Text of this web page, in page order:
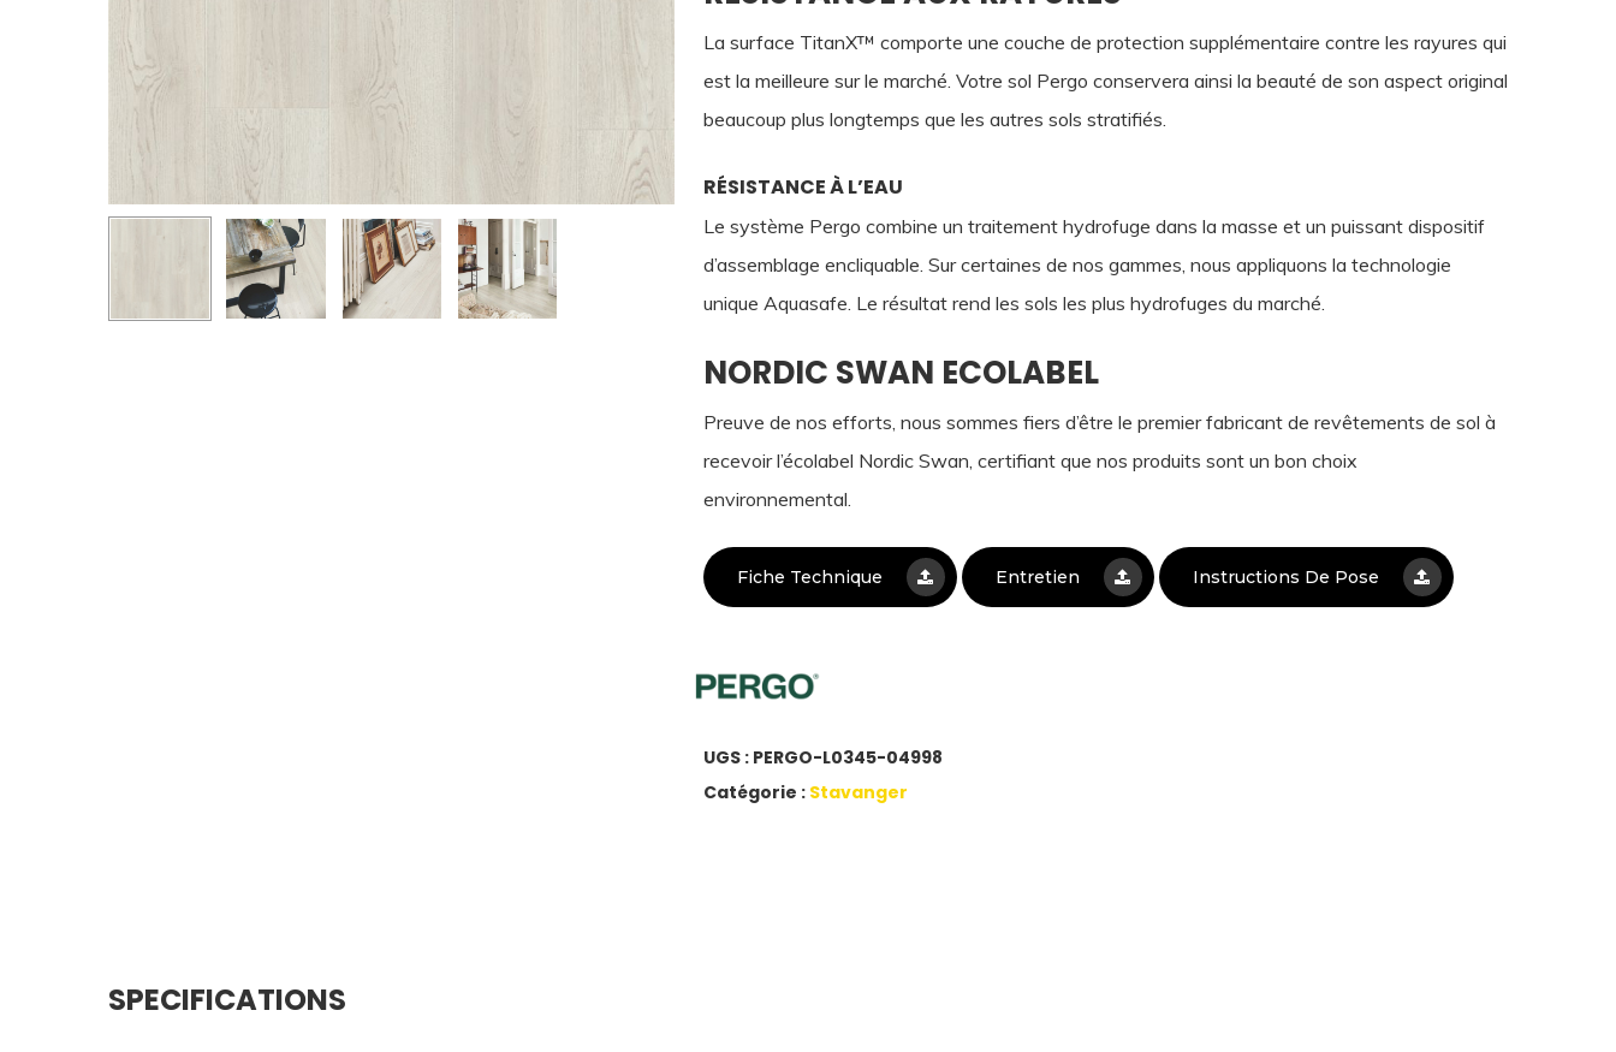
Hit enter to search or ESC to close
La surface TitanX™ comporte une couche de protection supplémentaire contre les rayures qui
est la meilleure sur le marché. Votre sol Pergo conservera ainsi la beauté de son aspect original
beaucoup plus longtemps que les autres sols stratifiés.
RÉSISTANCE À L’EAU
Le système Pergo combine un traitement hydrofuge dans la masse et un puissant dispositif
d’assemblage encliquable. Sur certaines de nos gammes, nous appliquons la technologie
unique Aquasafe. Le résultat rend les sols les plus hydrofuges du marché.
NORDIC SWAN ECOLABEL
Preuve de nos efforts, nous sommes fiers d’être le premier fabricant de revêtements de sol à
recevoir l’écolabel Nordic Swan, certifiant que nos produits sont un bon choix
environnemental.
Fiche Technique Entretien Instructions De Pose
UGS : PERGO-L0345-04998
Catégorie : Stavanger
SPECIFICATIONS